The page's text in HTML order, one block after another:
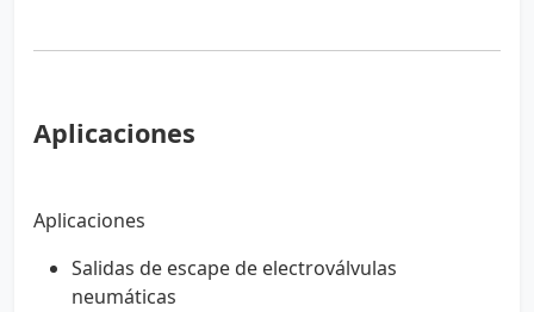
Aplicaciones
Aplicaciones
Salidas de escape de electroválvulas
neumáticas